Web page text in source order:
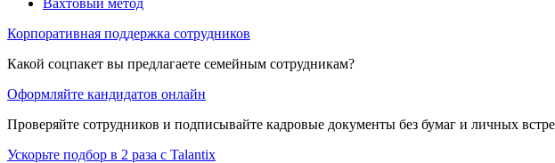
Корпоративная поддержка сотрудников
Какой соцпакет вы предлагаете семейным сотрудникам?
Оформляйте кандидатов онлайн
Проверяйте сотрудников и подписывайте кадровые документы без бумаг и личных
Ускорьте подбор в 2 раза с Talantix